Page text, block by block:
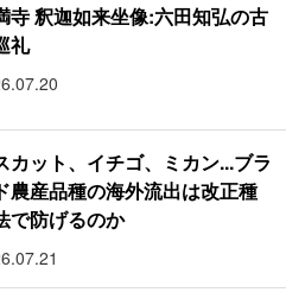
寺 釈迦如来坐像:六田知弘の古
礼
カット、イチゴ、ミカン...ブラ
農産品種の海外流出は改正種
で防げるのか